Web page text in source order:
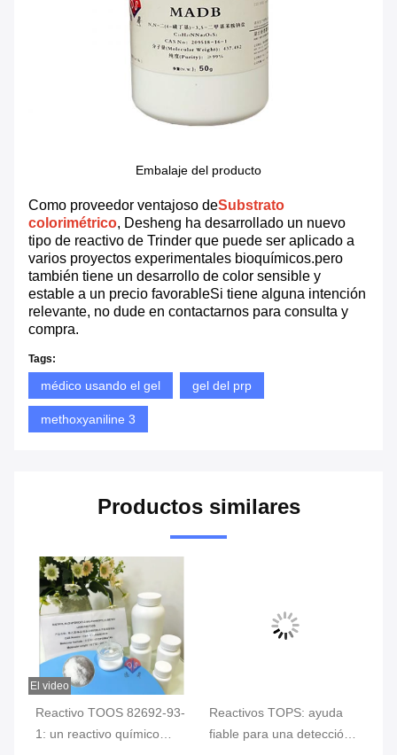
Embalaje del producto
Como proveedor ventajoso deSubstrato
colorimétrico, Desheng ha desarrollado un nuevo
tipo de reactivo de Trinder que puede ser aplicado a
varios proyectos experimentales bioquímicos.pero
también tiene un desarrollo de color sensible y
estable a un precio favorableSi tiene alguna intención
relevante, no dude en contactarnos para consulta y
compra.
Tags:
médico usando el gel gel del prp
methoxyaniline 3
Productos similares
El video
Reactivo TOOS 82692-93-
1: un reactivo químico
Reactivos TOPS: ayuda
fiable para una detección